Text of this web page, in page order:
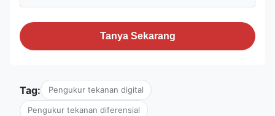
Tanya Sekarang
Tag: Pengukur tekanan digital
Pengukur tekanan diferensial